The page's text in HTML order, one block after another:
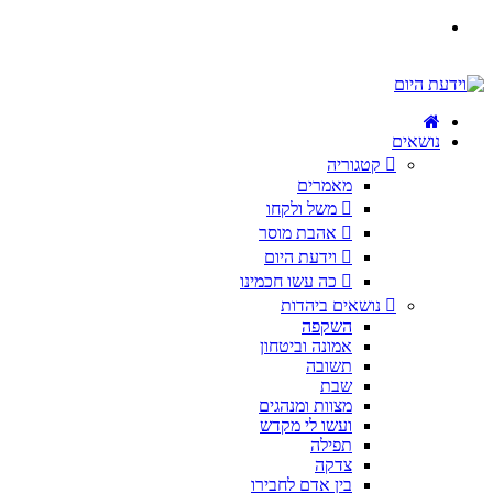
נושאים
קטגוריה
מאמרים
משל ולקחו
אהבת מוסר
וידעת היום
כה עשו חכמינו
נושאים ביהדות
השקפה
אמונה וביטחון
תשובה
שבת
מצוות ומנהגים
ועשו לי מקדש
תפילה
צדקה
בין אדם לחבירו